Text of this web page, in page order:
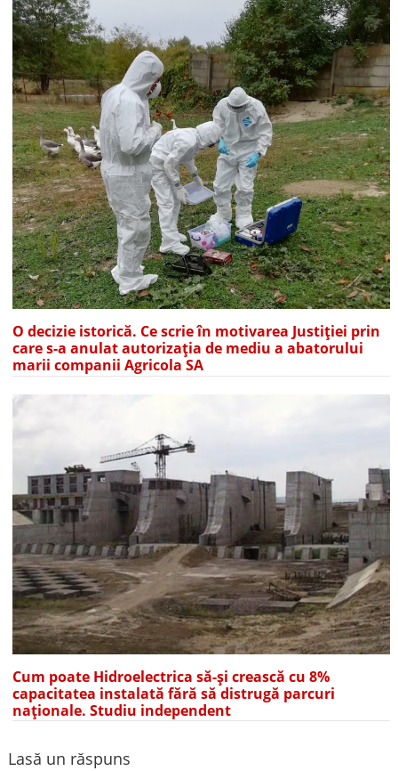
O decizie istorică. Ce scrie în motivarea Justiției prin
care s-a anulat autorizația de mediu a abatorului
marii companii Agricola SA
Cum poate Hidroelectrica să-și crească cu 8%
capacitatea instalată fără să distrugă parcuri
naționale. Studiu independent
Lasă un răspuns